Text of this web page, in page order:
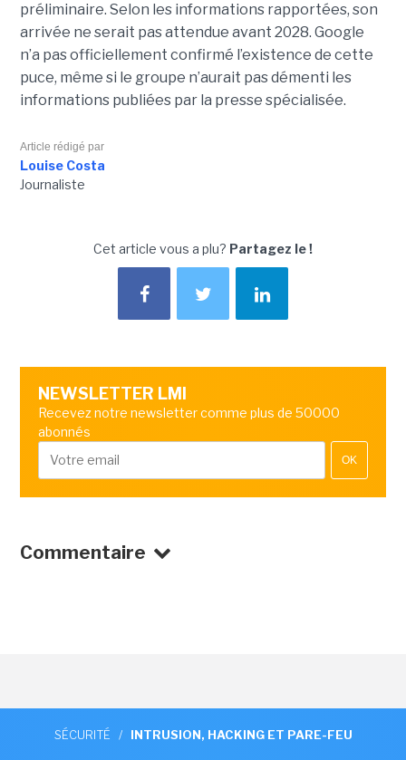
préliminaire. Selon les informations rapportées, son
arrivée ne serait pas attendue avant 2028. Google
n’a pas officiellement confirmé l’existence de cette
puce, même si le groupe n’aurait pas démenti les
informations publiées par la presse spécialisée.
Article rédigé par
Louise Costa
Journaliste
Cet article vous a plu? Partagez le !
NEWSLETTER LMI
Recevez notre newsletter comme plus de 50000
abonnés
OK
Commentaire
SÉCURITÉ / INTRUSION, HACKING ET PARE-FEU